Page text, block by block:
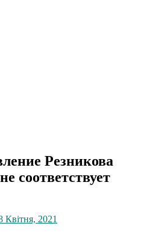
Резникова
соответствует
Квітня, 2021